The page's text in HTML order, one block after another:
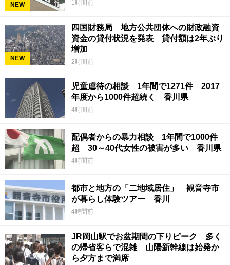
NEW 1時間前
NEW
四国財務局 地方公共団体への財政融資
資金の貸付状況を発表 貸付額は2年ぶり
増加
2時間前
児童虐待の相談 1年間で1271件 2017
年度から1000件超続く 香川県
4時間前
配偶者からの暴力相談 1年間で1000件
超 30～40代女性の被害が多い 香川県
4時間前
都市と地方の「二地域居住」 観音寺市
が暮らし体験ツアー 香川
4時間前
JR岡山駅でお盆期間の下りピーク 多く
の帰省客らで混雑 山陽新幹線は始発か
ら夕方まで満席